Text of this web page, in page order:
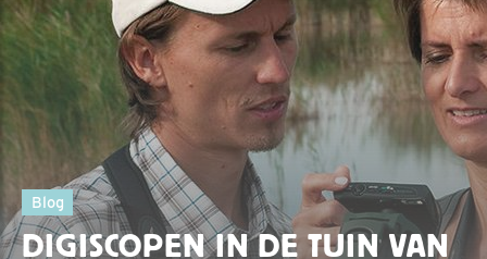
Blog
DIGISCOPEN IN DE TUIN VAN